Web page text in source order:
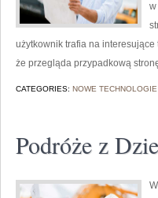
w
użytkownik trafia na
że przegląda przypadkową
CATEGORIES: NOWE TECHNOLOGIE
Podróże z